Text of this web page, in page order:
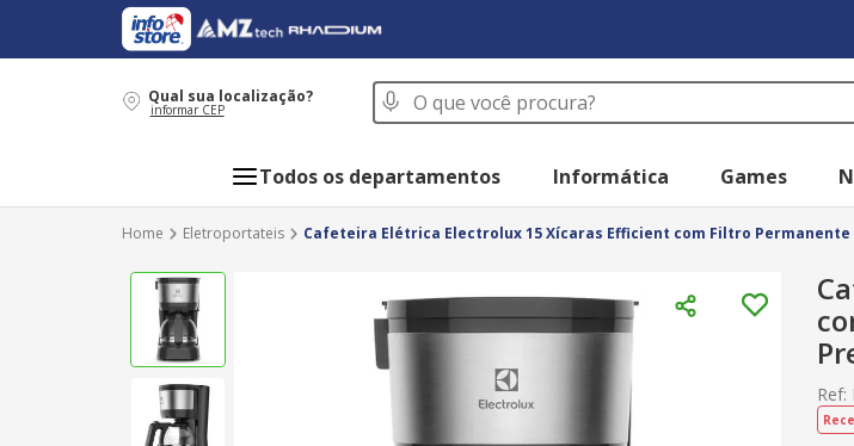
Qual sua localização?
informar CEP
O que você procura?
Todos os departamentos Informática Games
Eletroportateis Cafeteira Elétrica Electrolux 15 Xícaras Efficient com Filtro Permanente
Ref: